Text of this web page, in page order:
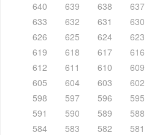
640
639 638 637
633
632 631 630
626
625 624 623
619
618 617 616
612
611 610 609
605
604 603 602
598
597 596 595
591
590 589 588
584
583 582 581